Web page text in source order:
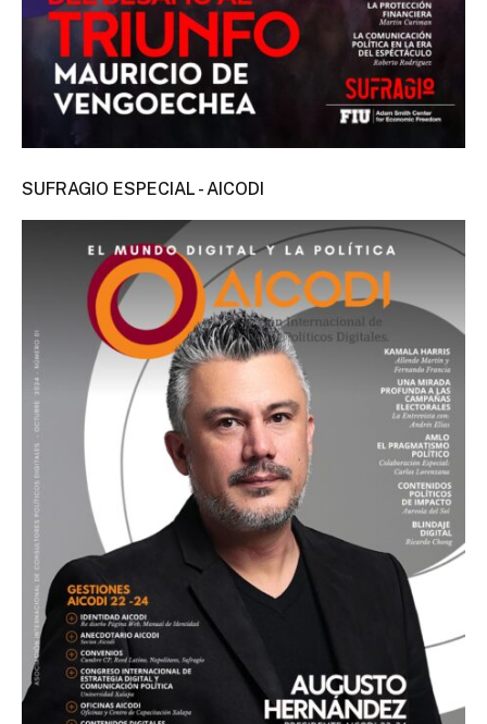
SUFRAGIO ESPECIAL - AICODI